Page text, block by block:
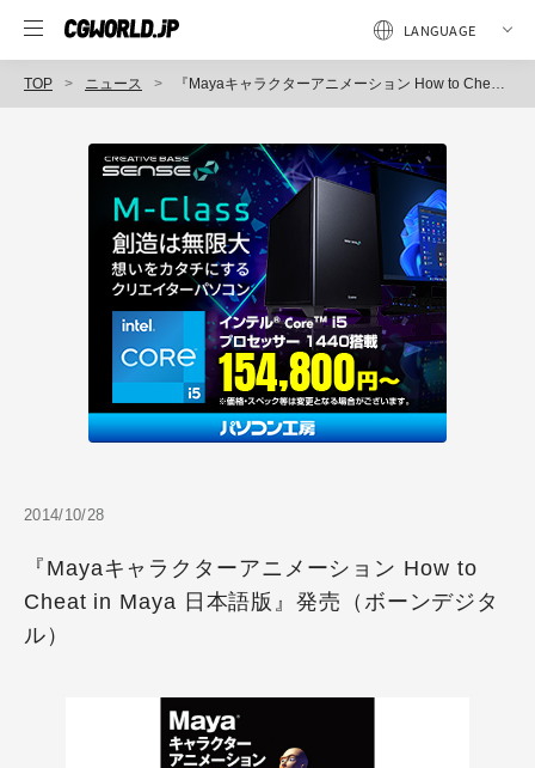
TOP ニュース 『Mayaキャラクターアニメーション How to Cheat in Maya 日本語版』発売（ボーンデジタル）
2014/10/28
『Mayaキャラクターアニメーション How to
Cheat in Maya 日本語版』発売（ボーンデジタ
ル）